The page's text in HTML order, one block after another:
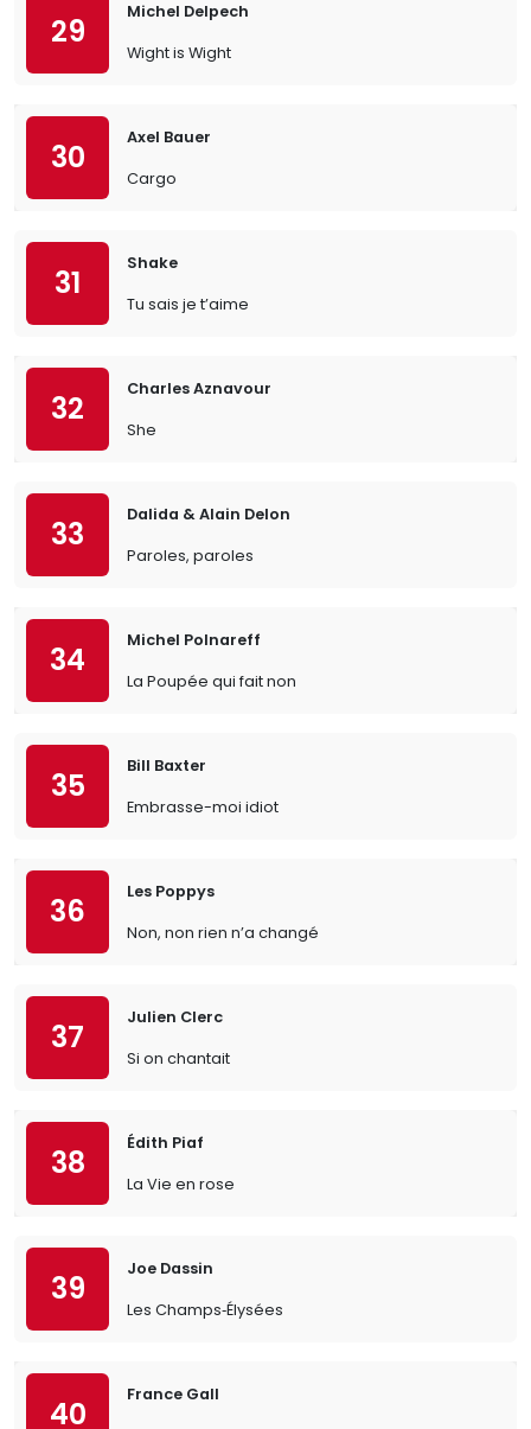
29
Michel Delpech
Wight is Wight
30
Axel Bauer
Cargo
31
Shake
Tu sais je t’aime
32
Charles Aznavour
She
33
Dalida & Alain Delon
Paroles, paroles
34
Michel Polnareff
La Poupée qui fait non
35
Bill Baxter
Embrasse-moi idiot
36
Les Poppys
Non, non rien n’a changé
37
Julien Clerc
Si on chantait
38
Édith Piaf
La Vie en rose
39
Joe Dassin
Les Champs‐Élysées
40
France Gall